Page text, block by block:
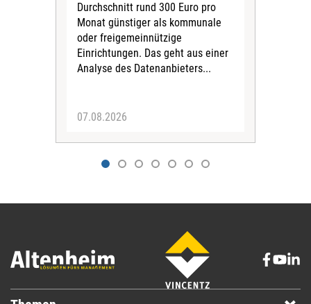
Durchschnitt rund 300 Euro pro
Monat günstiger als kommunale
oder freigemeinnützige
Einrichtungen. Das geht aus einer
Analyse des Datenanbieters...
07.08.2026